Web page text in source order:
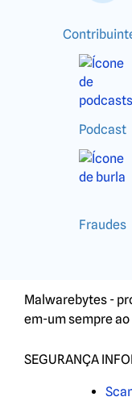
Podcast
Fraudes
Malwarebytes -
em-um sempre ao
SEGURANÇA